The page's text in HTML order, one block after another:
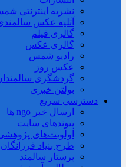
نشریه اینترنتی
آتلیه عکس
گالری فیلم
گالری عکس
رادیو شمس
عکس روز
گردشگری
بولتن خبری
دسترسی سریع
ارسال خبر ngo ها
پیوندهای سایت
اولویت‌های
طرح بنیاد فرزانگان
پرستار سالمند